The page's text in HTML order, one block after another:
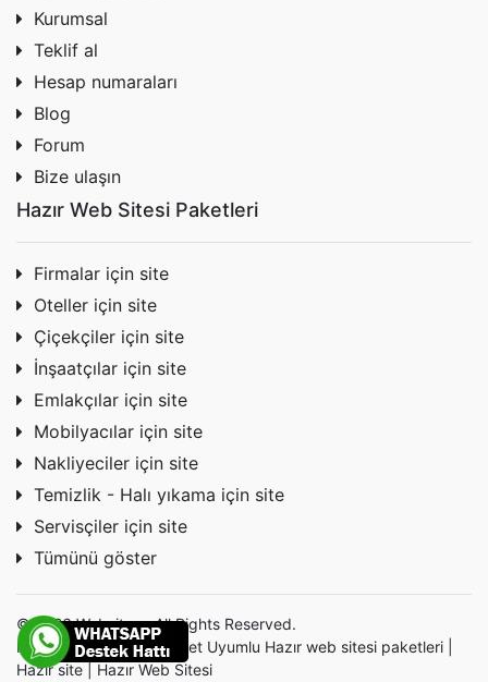
Kurumsal
Teklif al
Hesap numaraları
Blog
Forum
Bize ulaşın
Hazır Web Sitesi Paketleri
Firmalar için site
Oteller için site
Çiçekçiler için site
İnşaatçılar için site
Emlakçılar için site
Mobilyacılar için site
Nakliyeciler için site
Temizlik - Halı yıkama için site
Servisçiler için site
Tümünü göster
© 2026 Websitem. All Rights Reserved.
Profesyonel Mobil - Tablet Uyumlu Hazır web sitesi paketleri |
Hazır site | Hazır Web Sitesi